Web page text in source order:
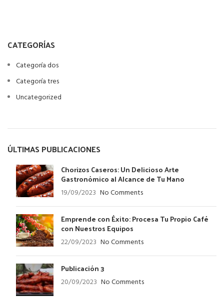
CATEGORÍAS
Categoría dos
Categoría tres
Uncategorized
ÚLTIMAS PUBLICACIONES
Chorizos Caseros: Un Delicioso Arte
Gastronómico al Alcance de Tu Mano
19/09/2023 No Comments
Emprende con Éxito: Procesa Tu Propio Café
con Nuestros Equipos
22/09/2023 No Comments
Publicación 3
20/09/2023 No Comments